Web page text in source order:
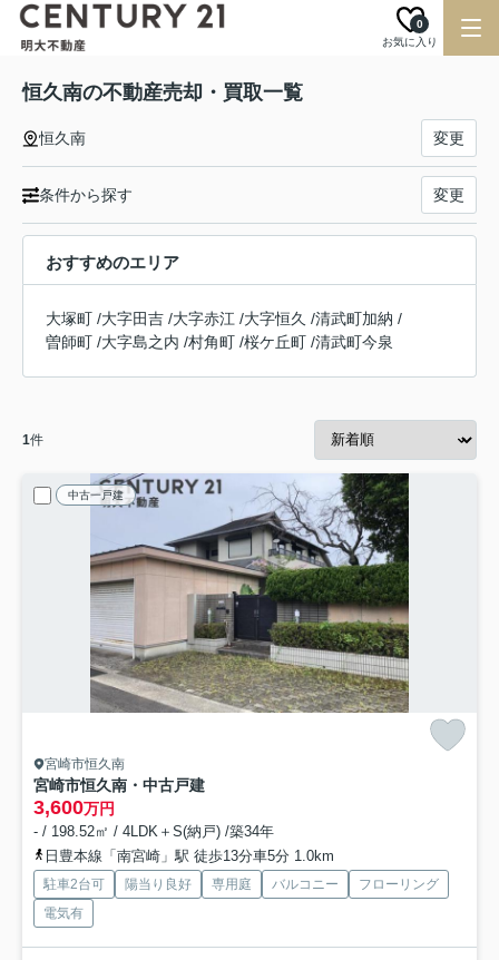
お気に入り
0
恒久南の不動産売却・買取一覧
恒久南 変更
条件から探す 変更
おすすめのエリア
大塚町 /大字田吉 /大字赤江 /大字恒久 /清武町加納 /
曽師町 /大字島之内 /村角町 /桜ケ丘町 /清武町今泉
1件
中古一戸建
宮崎市恒久南
宮崎市恒久南・中古戸建
3,600万円
- / 198.52㎡ / 4LDK＋S(納戸) /築34年
日豊本線「南宮崎」駅 徒歩13分車5分 1.0km
駐車2台可 陽当り良好 専用庭 バルコニー
フローリング
電気有